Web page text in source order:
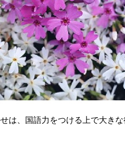
は、国語力をつける上で大きな